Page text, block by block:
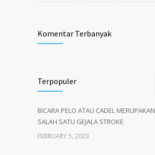
Komentar Terbanyak
Terpopuler
BICARA PELO ATAU CADEL MERUPAKAN
SALAH SATU GEJALA STROKE
FEBRUARY 5, 2023